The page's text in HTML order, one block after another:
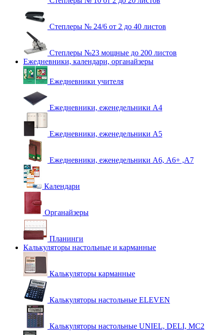
Степлеры № 24/6 от 2 до 40 листов
Степлеры №23 мощные до 200 листов
Ежедневники, календари, органайзеры
Ежедневники учителя
Ежедневники, еженедельники А4
Ежедневники, еженедельники А5
Ежедневники, еженедельники А6, А6+ ,А7
Календари
Органайзеры
Планинги
Калькуляторы настольные и карманные
Калькуляторы карманные
Калькуляторы настольные ELEVEN
Калькуляторы настольные UNIEL, DELI, MC2